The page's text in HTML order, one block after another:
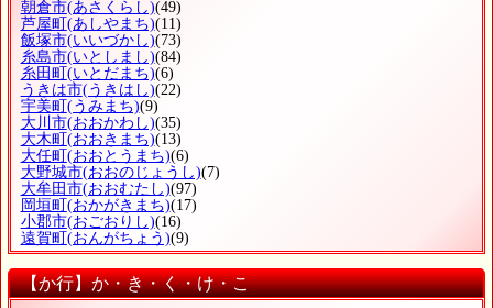
朝倉市(あさくらし)(49)
芦屋町 (あしやまち)(11)
飯塚市(いいづかし)(73)
糸島市(いとしまし)(84)
糸田町 (いとだまち)(6)
うきは市(うきはし)(22)
宇美町 (うみまち)(9)
大川市(おおかわし)(35)
大木町 (おおきまち)(13)
大任町 (おおとうまち)(6)
大野城市(おおのじょうし)(7)
大牟田市(おおむたし)(97)
岡垣町 (おかがきまち)(17)
小郡市(おごおりし)(16)
遠賀町 (おんがちょう)(9)
【か行】か・き・く・け・こ